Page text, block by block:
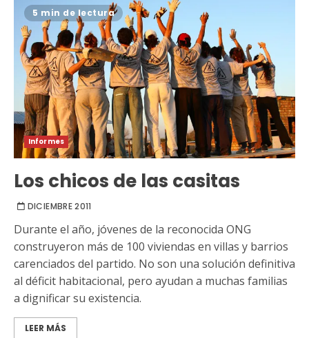
5 min de lectura
Informes
Los chicos de las casitas
DICIEMBRE 2011
Durante el año, jóvenes de la reconocida ONG
construyeron más de 100 viviendas en villas y barrios
carenciados del partido. No son una solución definitiva
al déficit habitacional, pero ayudan a muchas familias
a dignificar su existencia.
LEER MÁS